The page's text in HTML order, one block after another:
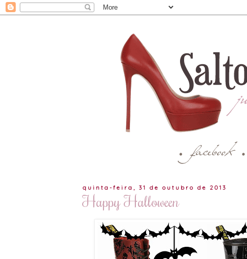
quinta-feira, 31 de outubro de 2013
Happy Halloween